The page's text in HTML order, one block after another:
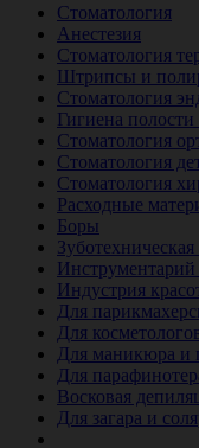
Стоматология
Анестезия
Стоматология
Штрипсы и
Стоматология
Гигиена
Стоматология
Стоматология
Стоматология
Расходные
Боры
Инструментарий
Индустрия
Для
Для
Для маникюра и
Для
Восковая
Для загара и